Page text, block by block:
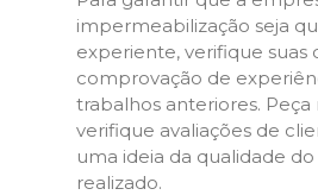
impermeabilização seja
experiente, verifique suas
comprovação de
trabalhos anteriores. Peça
verifique avaliações de
uma ideia da qualidade
realizado.